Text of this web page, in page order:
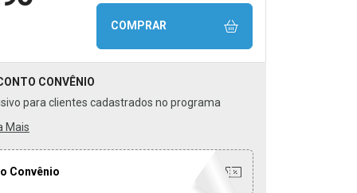
COMPRAR
CONVÊNIO
para clientes cadastrados no programa
Mais
Convênio